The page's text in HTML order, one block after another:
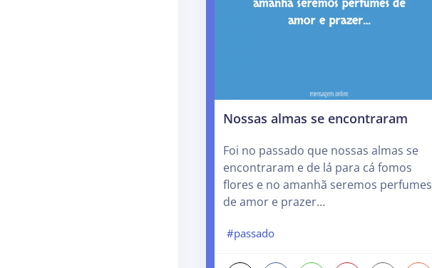
Nossas almas se encontraram
Foi no passado que nossas almas se
encontraram e de lá para cá fomos
flores e no amanhã seremos perfumes
de amor e prazer…
#passado